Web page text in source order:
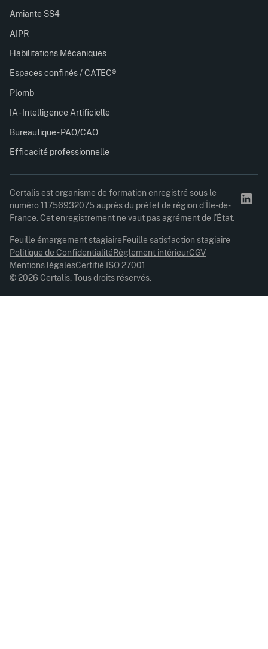
Amiante SS4
AIPR
Habilitations Mécaniques
Espaces confinés / CATEC®
Plomb
IA - Intelligence Artificielle
Bureautique - PAO/CAO
Efficacité professionnelle
Certalis est organisme de formation enregistré sous le
numéro 11756932075 auprès du préfet de région d’Île-de-
France. Cet enregistrement ne vaut pas agrément de l’État.
© 2026 Certalis. Tous droits réservés.
Feuille émargement stagiaireFeuille satisfaction stagiaire
Politique de ConfidentialitéRèglement intérieurCGV
Mentions légalesCertifié ISO 27001